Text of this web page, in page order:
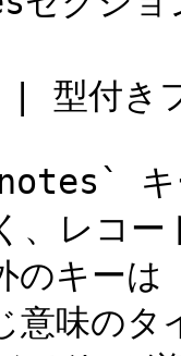
付き
キー
、レコ
のキー
じ意味